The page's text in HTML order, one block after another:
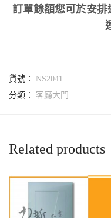
訂單餘額您可於安
貨號： NS2041
分類： 客廳大門
Related products